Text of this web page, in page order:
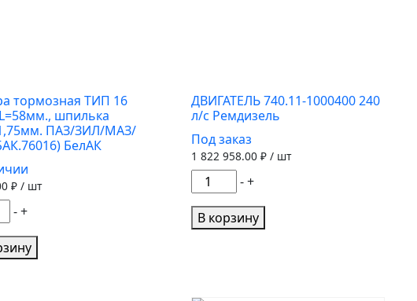
тормозная ТИП 16
шпилька
ПАЗ/ЗИЛ/МАЗ/
БелАК
₽ / шт
- +
ДВИГАТЕЛЬ 740.11-1000400 240
л/с Ремдизель
Под заказ
1 822 958.00 ₽ / шт
Количество
товара
ДВИГАТЕЛЬ
740.11-
-+
В корзину